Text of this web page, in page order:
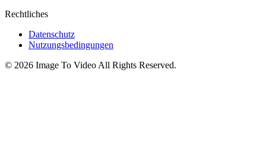
Rechtliches
Datenschutz
Nutzungsbedingungen
© 2026 Image To VideoAll Rights Reserved.